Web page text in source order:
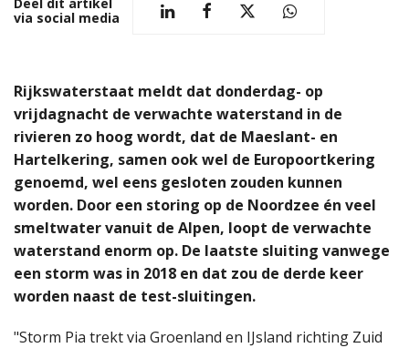
Deel dit artikel
via social media
Rijkswaterstaat meldt dat donderdag- op
vrijdagnacht de verwachte waterstand in de
rivieren zo hoog wordt, dat de Maeslant- en
Hartelkering, samen ook wel de Europoortkering
genoemd, wel eens gesloten zouden kunnen
worden. Door een storing op de Noordzee én veel
smeltwater vanuit de Alpen, loopt de verwachte
waterstand enorm op. De laatste sluiting vanwege
een storm was in 2018 en dat zou de derde keer
worden naast de test-sluitingen.
"Storm Pia trekt via Groenland en IJsland richting Zuid